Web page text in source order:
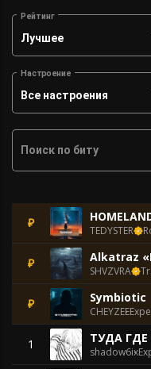
Лучшее
Рейтинг
Все настроения
Настроение
Поиск по биту
₽
TEDYSTER
₽ Alkatraz
SHVZVRA
₽ Symbiotic
CHEYZEE
1 ТУДА ГДЕ
shadow6ix